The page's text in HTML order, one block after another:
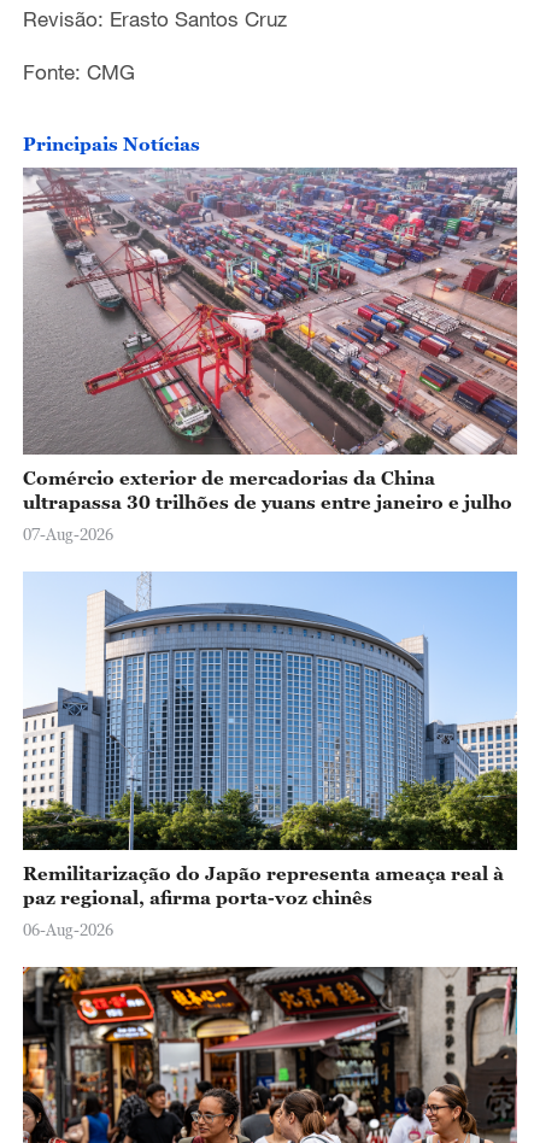
Revisão: Erasto Santos Cruz
Fonte: CMG
Principais Notícias
Comércio exterior de mercadorias da China
ultrapassa 30 trilhões de yuans entre janeiro e julho
07-Aug-2026
Remilitarização do Japão representa ameaça real à
paz regional, afirma porta-voz chinês
06-Aug-2026